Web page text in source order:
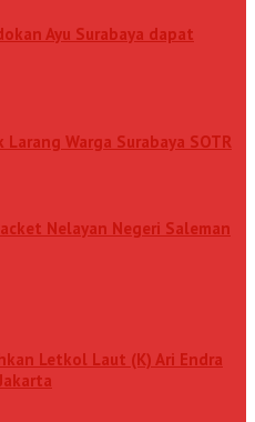
Ayu Surabaya dapat
Warga Surabaya SOTR
Nelayan Negeri Saleman
Letkol Laut (K) Ari Endra